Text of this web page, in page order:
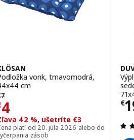
vonk, tmavomodrá,
cm
7 cena € 7
4 € 4
42 %, ušetríte €3
platí od 20. júla 2026 alebo do
zásob
€